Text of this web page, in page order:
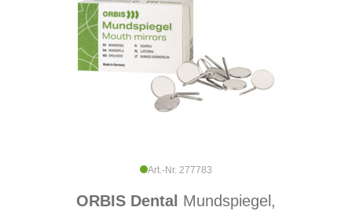
Art.-Nr. 277783
ORBIS Dental Mundspiegel,